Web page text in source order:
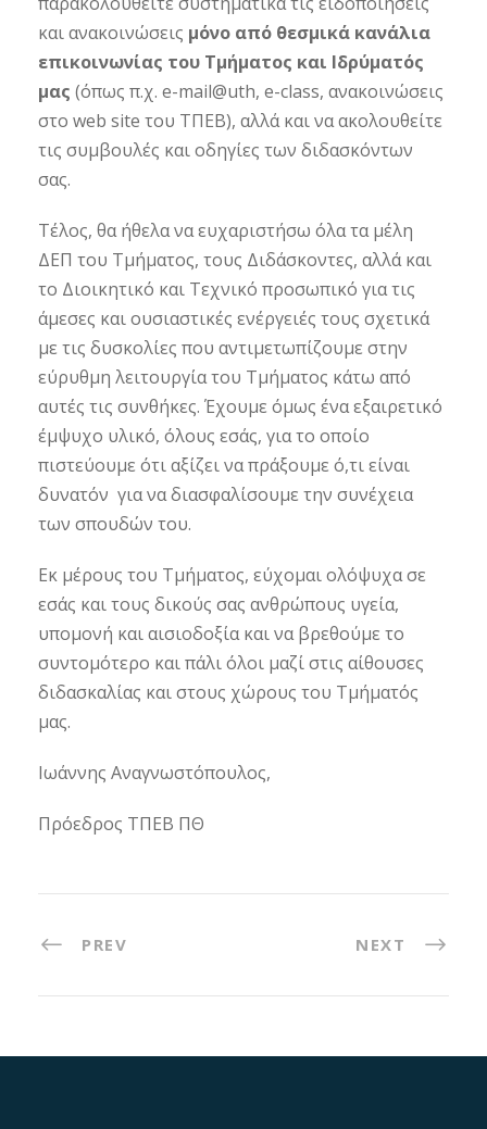
και ανακοινώσεις μόνο από θεσμικά κανάλια
επικοινωνίας του Τμήματος και Ιδρύματός
μας (όπως π.χ. e-mail@uth, e-class, ανακοινώσεις
στο web site του ΤΠΕΒ), αλλά και να ακολουθείτε
τις συμβουλές και οδηγίες των διδασκόντων
σας.
Τέλος, θα ήθελα να ευχαριστήσω όλα τα μέλη
ΔΕΠ του Τμήματος, τους Διδάσκοντες, αλλά και
το Διοικητικό και Τεχνικό προσωπικό για τις
άμεσες και ουσιαστικές ενέργειές τους σχετικά
με τις δυσκολίες που αντιμετωπίζουμε στην
εύρυθμη λειτουργία του Τμήματος κάτω από
αυτές τις συνθήκες. Έχουμε όμως ένα εξαιρετικό
έμψυχο υλικό, όλους εσάς, για το οποίο
πιστεύουμε ότι αξίζει να πράξουμε ό,τι είναι
δυνατόν για να διασφαλίσουμε την συνέχεια
των σπουδών του.
Εκ μέρους του Τμήματος, εύχομαι ολόψυχα σε
εσάς και τους δικούς σας ανθρώπους υγεία,
υπομονή και αισιοδοξία και να βρεθούμε το
συντομότερο και πάλι όλοι μαζί στις αίθουσες
διδασκαλίας και στους χώρους του Τμήματός
μας.
Ιωάννης Αναγνωστόπουλος,
Πρόεδρος ΤΠΕΒ ΠΘ
PREV NEXT